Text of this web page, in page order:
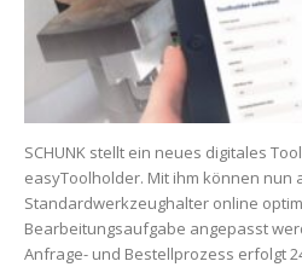
SCHUNK stellt ein neues digitales
easyToolholder. Mit ihm können nun
Standardwerkzeughalter online
Bearbeitungsaufgabe angepasst
Anfrage- und Bestellprozess erfolgt